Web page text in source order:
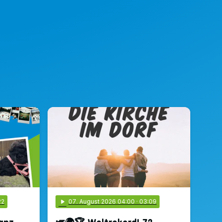
play_arrow 07. August 2026 04:00 · 03:09